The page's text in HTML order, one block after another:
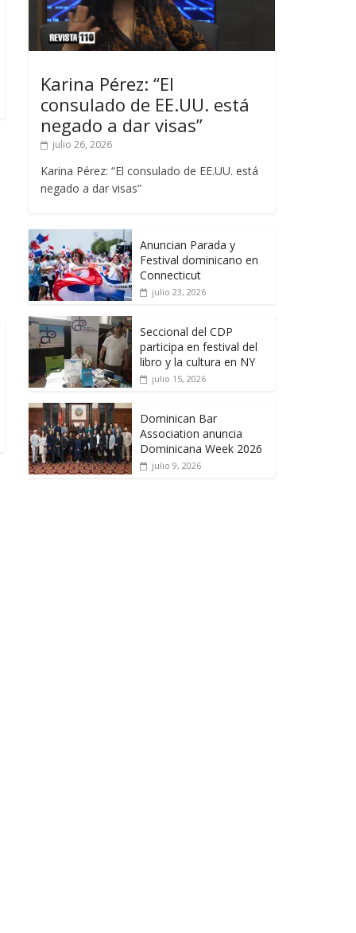
Karina Pérez: “El
consulado de EE.UU. está
negado a dar visas”
julio 26, 2026
Karina Pérez: “El consulado de EE.UU. está
negado a dar visas”
Anuncian Parada y
Festival dominicano en
Connecticut
julio 23, 2026
Seccional del CDP
participa en festival del
libro y la cultura en NY
julio 15, 2026
Dominican Bar
Association anuncia
Dominicana Week 2026
julio 9, 2026